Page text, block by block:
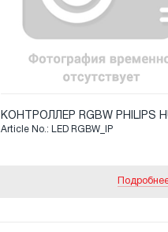
КОНТРОЛЛЕР RGBW PHILIPS
Article No.: LED RGBW_IP